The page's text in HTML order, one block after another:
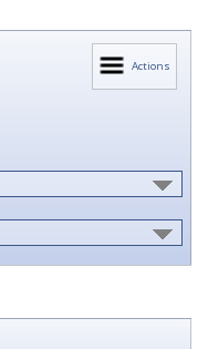
Actions